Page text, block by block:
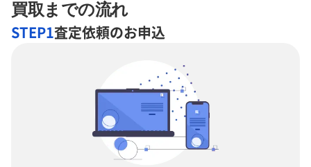
買取までの流れ
STEP1査定依頼のお申込